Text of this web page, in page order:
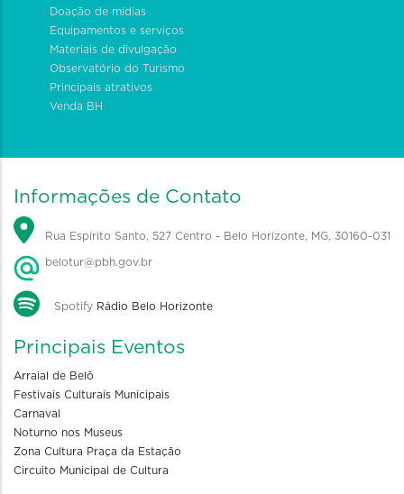
Doação de mídias
Equipamentos e serviços
Materiais de divulgação
Observatório do Turismo
Principais atrativos
Venda BH
Informações de Contato
Rua Espírito Santo, 527 Centro - Belo Horizonte, MG, 30160-031
belotur@pbh.gov.br
Spotify Rádio Belo Horizonte
Principais Eventos
Arraial de Belô
Festivais Culturais Municipais
Carnaval
Noturno nos Museus
Zona Cultura Praça da Estação
Circuito Municipal de Cultura